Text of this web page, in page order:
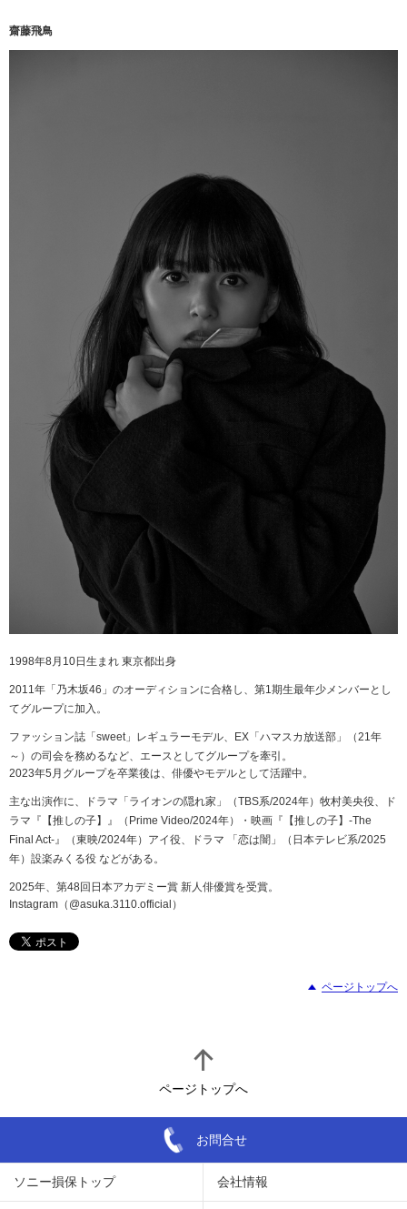
齋藤飛鳥
1998年8月10日生まれ 東京都出身
2011年「乃木坂46」のオーディションに合格し、第1期生最年少メンバーとし
てグループに加入。
ファッション誌「sweet」レギュラーモデル、EX「ハマスカ放送部」（21年
～）の司会を務めるなど、エースとしてグループを牽引。
2023年5月グループを卒業後は、俳優やモデルとして活躍中。
主な出演作に、ドラマ「ライオンの隠れ家」（TBS系/2024年）牧村美央役、ド
ラマ『【推しの子】』（Prime Video/2024年）・映画『【推しの子】-The
Final Act-』（東映/2024年）アイ役、ドラマ 「恋は闇」（日本テレビ系/2025
年）設楽みくる役 などがある。
2025年、第48回日本アカデミー賞 新人俳優賞を受賞。
Instagram（@asuka.3110.official）
ページトップへ
ページトップへ
お問合せ
ソニー損保トップ 会社情報